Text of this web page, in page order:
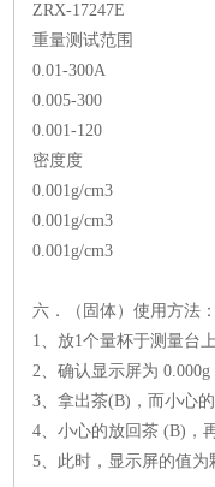
ZRX-17247E
重量测试范围
0.01-300A
0.005-300
0.001-120
密度度
0.001g/cm3
0.001g/cm3
0.001g/cm3
六．（固体）使用方法
1、放1个量杯于测量台
2、确认显示屏为
3、拿出茶(B)，而小心
4、小心的放回茶 (B)，
5、此时，显示屏的值